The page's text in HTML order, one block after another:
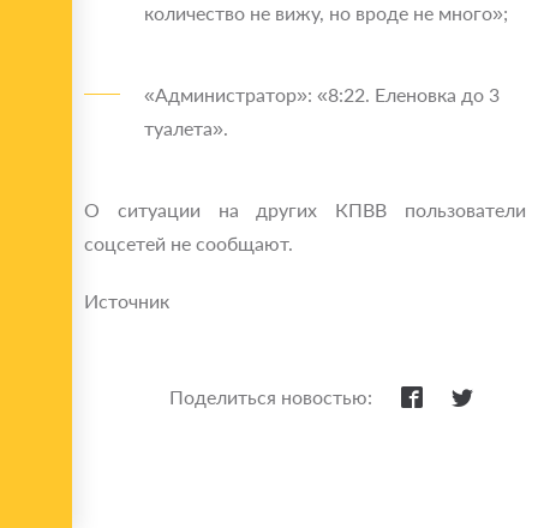
количество не вижу, но вроде не много»;
«Администратор»: «8:22. Еленовка до 3
туалета».
О ситуации на других КПВВ пользователи
соцсетей не сообщают.
Источник
Поделиться новостью: